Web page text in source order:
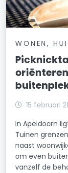
WONEN,
15 februari
In Apeldoorn
Tuinen
naast
om even
vanzelf de